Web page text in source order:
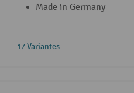
Made in Germany
17 Variantes